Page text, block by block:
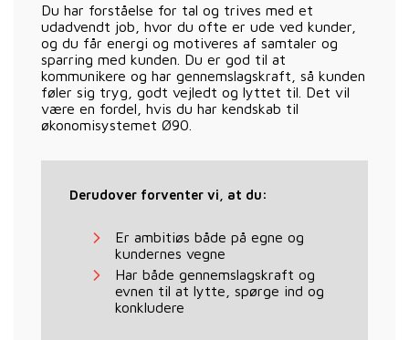
Du har forståelse for tal og trives med et
udadvendt job, hvor du ofte er ude ved kunder,
og du får energi og motiveres af samtaler og
sparring med kunden. Du er god til at
kommunikere og har gennemslagskraft, så kunden
føler sig tryg, godt vejledt og lyttet til. Det vil
være en fordel, hvis du har kendskab til
økonomisystemet Ø90.
Derudover forventer vi, at du:
Er ambitiøs både på egne og
kundernes vegne
Har både gennemslagskraft og
evnen til at lytte, spørge ind og
konkludere